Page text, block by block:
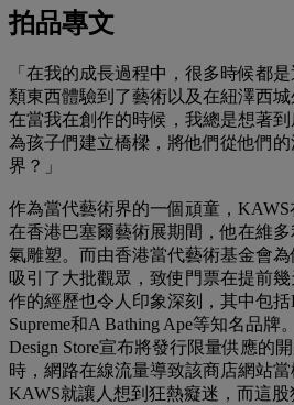
拍品專文
「在我的成長過程中，很多時候都
類東西體驗到了藝術以及在紐澤西
在當我在創作的時候，我總是想著到
為孩子們建立橋樑，將他們從他們
界？」
作為當代藝術界的一個頑童，KAWS
在香港巴塞爾藝術展期間，他在維
氣雕塑。而由香港當代藝術基金會
吸引了大批觀眾，致使門票在提前
作的經歷也令人印象深刻，其中包括
Supreme和A Bathing Ape等知名品牌
Design Store宣布將發行限量供應的
時，網路在線流量導致該商店網站
KAWS就讓人想到狂熱癡迷，而這